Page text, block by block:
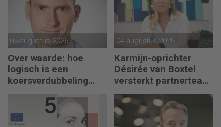
05 augustus 2026
Over waarde: hoe
logisch is een
koersverdubbeling
04 augustus 2026
Karmijn-oprichter
Désirée van Boxtel
versterkt partnerteam
CFO Capabel